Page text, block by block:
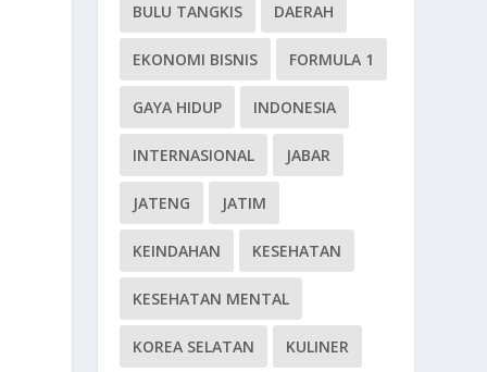
BULU TANGKIS DAERAH
EKONOMI BISNIS FORMULA 1
GAYA HIDUP INDONESIA
INTERNASIONAL JABAR
JATENG JATIM
KEINDAHAN KESEHATAN
KESEHATAN MENTAL
KOREA SELATAN KULINER